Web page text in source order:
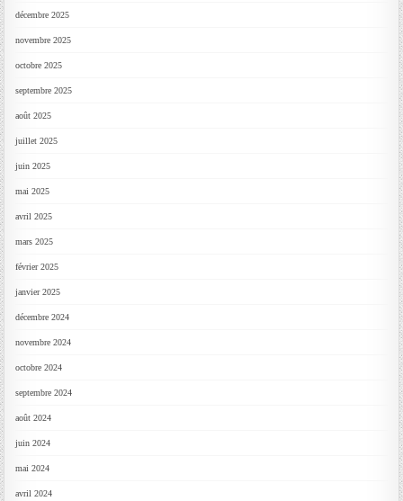
décembre 2025
novembre 2025
octobre 2025
septembre 2025
août 2025
juillet 2025
juin 2025
mai 2025
avril 2025
mars 2025
février 2025
janvier 2025
décembre 2024
novembre 2024
octobre 2024
septembre 2024
août 2024
juin 2024
mai 2024
avril 2024